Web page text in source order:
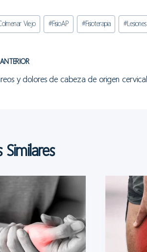
Viejo #FisioAP #Fisioterapia #Lesiones
ANTERIOR
y dolores de cabeza de origen cervical
Similares